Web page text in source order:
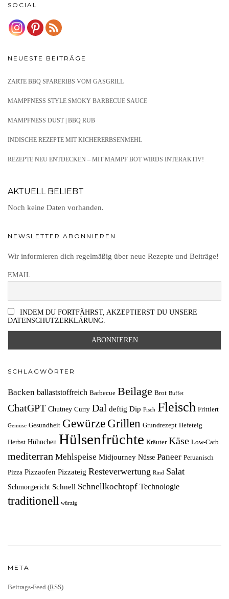
SOCIAL
NEUESTE BEITRÄGE
ZARTE BBQ SPARERIBS VOM GASGRILL
MAMPFNESS STYLE SMOKY BARBECUE SAUCE
MAMPFNESS DUST | BBQ RUB
INDISCHE REZEPTE MIT KICHERERBSENMEHL
REZEPTE NEU ENTDECKEN – MIT MAMPF BOT WIRDS INTERAKTIV!
AKTUELL BELIEBT
Noch keine Daten vorhanden.
NEWSLETTER ABONNIEREN
Wir informieren dich regelmäßig über neue Rezepte und Beiträge!
EMAIL
INDEM DU FORTFÄHRST, AKZEPTIERST DU UNSERE
DATENSCHUTZERKLÄRUNG.
SCHLAGWÖRTER
Backen ballaststoffreich Barbecue Beilage Brot Buffet
ChatGPT Chutney Curry Dal deftig Dip Fisch Fleisch Frittiert
Gemüse Gesundheit Gewürze Grillen Grundrezept Hefeteig
Herbst Hühnchen Hülsenfrüchte Kräuter Käse Low-Carb
mediterran Mehlspeise Midjourney Nüsse Paneer Peruanisch
Pizza Pizzaofen Pizzateig Resteverwertung Rind Salat
Schmorgericht Schnell Schnellkochtopf Technologie
traditionell würzig
META
Beitrags-Feed (RSS)